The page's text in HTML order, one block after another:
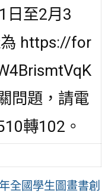
日至2月3
為 https://for
問題，請電
轉102。
全國學生圖畫書創